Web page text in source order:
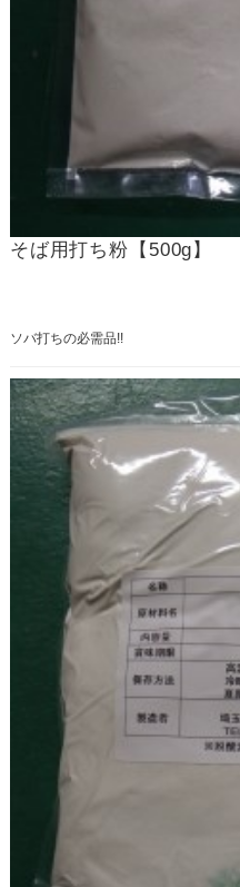
そば用打ち粉【500g】
ソバ打ちの必需品!!